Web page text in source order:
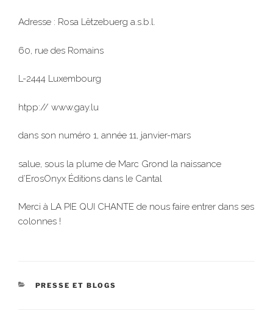
Adresse : Rosa Lëtzebuerg a.s.b.l.
60, rue des Romains
L-2444 Luxembourg
htpp:// www.gay.lu
dans son numéro 1, année 11, janvier-mars
salue, sous la plume de Marc Grond la naissance
d’ErosOnyx Éditions dans le Cantal
Merci à LA PIE QUI CHANTE de nous faire entrer dans ses
colonnes !
CATÉGORIES
PRESSE ET BLOGS